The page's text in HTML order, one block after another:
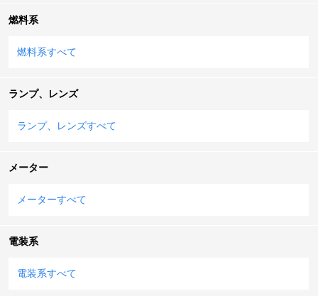
燃料系
燃料系すべて
ランプ、レンズ
ランプ、レンズすべて
メーター
メーターすべて
電装系
電装系すべて